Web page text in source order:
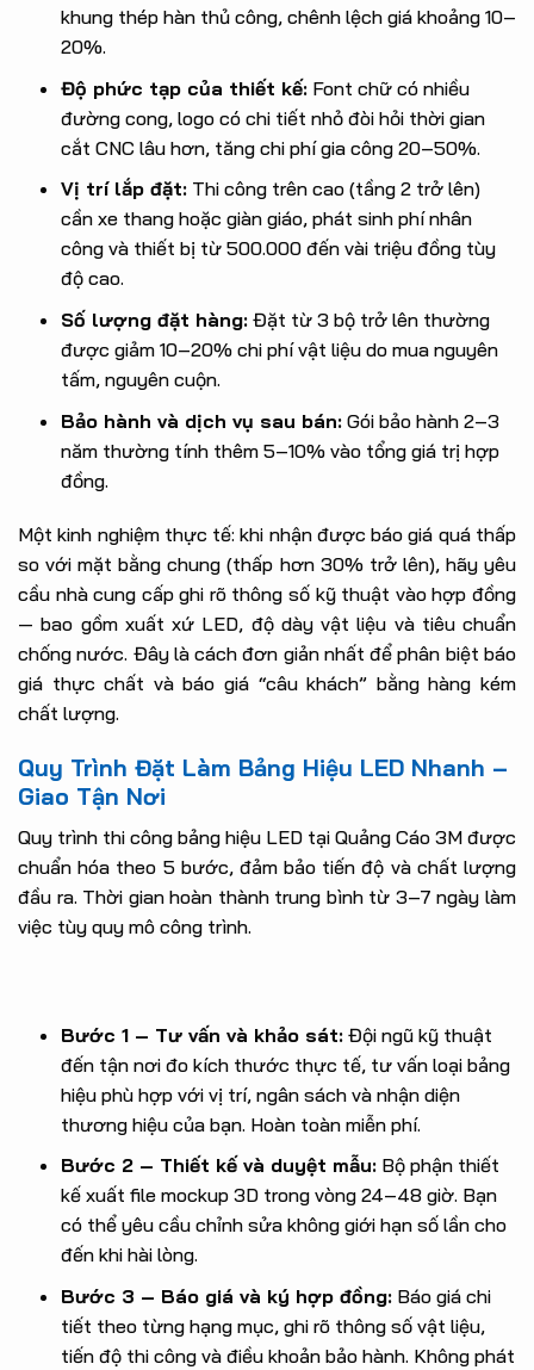
khung thép hàn thủ công, chênh lệch giá khoảng 10–
20%.
Độ phức tạp của thiết kế:Font chữ có nhiều
đường cong, logo có chi tiết nhỏ đòi hỏi thời gian
cắt CNC lâu hơn, tăng chi phí gia công 20–50%.
Vị trí lắp đặt:Thi công trên cao (tầng 2 trở lên)
cần xe thang hoặc giàn giáo, phát sinh phí nhân
công và thiết bị từ 500.000 đến vài triệu đồng tùy
độ cao.
Số lượng đặt hàng:Đặt từ 3 bộ trở lên thường
được giảm 10–20% chi phí vật liệu do mua nguyên
tấm, nguyên cuộn.
Bảo hành và dịch vụ sau bán:Gói bảo hành 2–3
năm thường tính thêm 5–10% vào tổng giá trị hợp
đồng.
Một kinh nghiệm thực tế: khi nhận được báo giá quá thấp
so với mặt bằng chung (thấp hơn 30% trở lên), hãy yêu
cầu nhà cung cấp ghi rõ thông số kỹ thuật vào hợp đồng
— bao gồm xuất xứ LED, độ dày vật liệu và tiêu chuẩn
chống nước. Đây là cách đơn giản nhất để phân biệt báo
giá thực chất và báo giá “câu khách” bằng hàng kém
chất lượng.
Quy Trình Đặt Làm Bảng Hiệu LED Nhanh –
Giao Tận Nơi
Quy trình thi công bảng hiệu LED tại Quảng Cáo 3M được
chuẩn hóa theo 5 bước, đảm bảo tiến độ và chất lượng
đầu ra. Thời gian hoàn thành trung bình từ 3–7 ngày làm
việc tùy quy mô công trình.
Bước 1 – Tư vấn và khảo sát:Đội ngũ kỹ thuật
đến tận nơi đo kích thước thực tế, tư vấn loại bảng
hiệu phù hợp với vị trí, ngân sách và nhận diện
thương hiệu của bạn. Hoàn toàn miễn phí.
Bước 2 – Thiết kế và duyệt mẫu:Bộ phận thiết
kế xuất file mockup 3D trong vòng 24–48 giờ. Bạn
có thể yêu cầu chỉnh sửa không giới hạn số lần cho
đến khi hài lòng.
Bước 3 – Báo giá và ký hợp đồng:Báo giá chi
tiết theo từng hạng mục, ghi rõ thông số vật liệu,
tiến độ thi công và điều khoản bảo hành. Không phát